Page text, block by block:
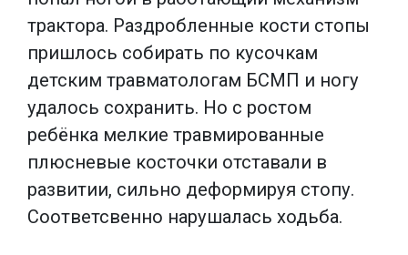
трактора. Раздробленные кости стопы
пришлось собирать по кусочкам
детским травматологам БСМП и ногу
удалось сохранить. Но с ростом
ребёнка мелкие травмированные
плюсневые косточки отставали в
развитии, сильно деформируя стопу.
Соответсвенно нарушалась ходьба.